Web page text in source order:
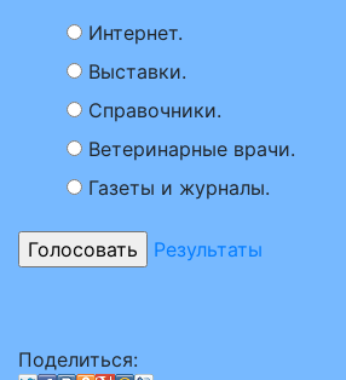
Интернет.
Выставки.
Справочники.
Ветеринарные врачи.
Газеты и журналы.
Результаты
Поделиться: